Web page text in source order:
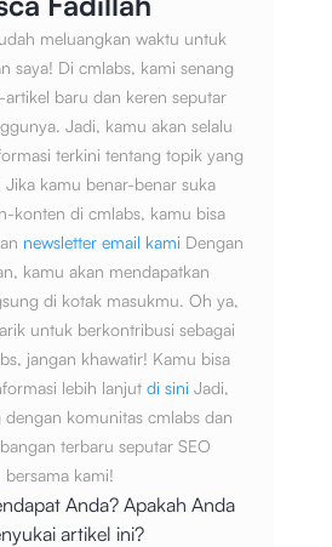
meluangkan waktu untuk
saya! Di cmlabs, kami senang
artikel baru dan keren seputar
Jadi, kamu akan selalu
terkini tentang topik yang
Jika kamu benar-benar suka
konten di cmlabs, kamu bisa
newsletter email kami Dengan
kamu akan mendapatkan
di kotak masukmu. Oh ya,
untuk berkontribusi sebagai
jangan khawatir! Kamu bisa
lebih lanjut di sini Jadi,
komunitas cmlabs dan
terbaru seputar SEO
bersama kami!
Anda? Apakah Anda
artikel ini?